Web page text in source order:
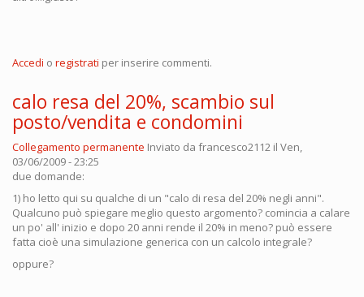
Accedi o registrati per inserire commenti.
calo resa del 20%, scambio sul
posto/vendita e condomini
Collegamento permanente Inviato da francesco2112 il Ven,
03/06/2009 - 23:25
due domande:
1) ho letto qui su qualche di un "calo di resa del 20% negli anni".
Qualcuno può spiegare meglio questo argomento? comincia a calare
un po' all' inizio e dopo 20 anni rende il 20% in meno? può essere
fatta cioè una simulazione generica con un calcolo integrale?
oppure?